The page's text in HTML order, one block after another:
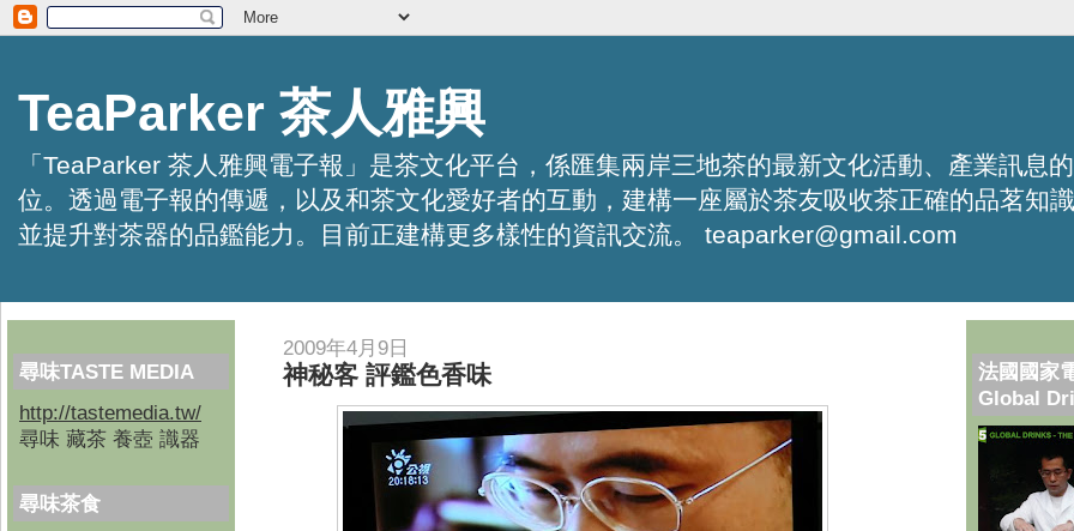
TeaParker 茶人雅興
「TeaParker 茶人雅興電子報」是茶文化平台，係匯集兩岸三地茶的最新文化活動、產業訊息
位。透過電子報的傳遞，以及和茶文化愛好者的互動，建構一座屬於茶友吸收茶正確的品茗知
並提升對茶器的品鑑能力。目前正建構更多樣性的資訊交流。 teaparker@gmail.com
尋味TASTE MEDIA
http://tastemedia.tw/
尋味 藏茶 養壺 識器
尋味茶食
2009年4月9日
神秘客 評鑑色香味
法國國家
Global